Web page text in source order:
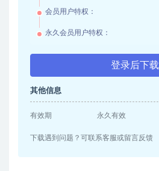
会员用户特权：
永久会员用户特权：
登录后下载
其他信息
有效期 永久有效
下载遇到问题？可联系客服或留言反馈